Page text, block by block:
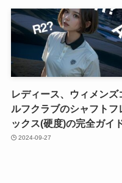
レディース、ウィメンズ
ルフクラブのシャフトフ
ックス(硬度)の完全ガイ
2024-09-27